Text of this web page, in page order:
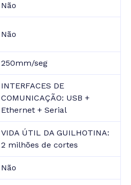
Não
Não
250mm/seg
INTERFACES DE
COMUNICAÇÃO: USB +
Ethernet + Serial
VIDA ÚTIL DA GUILHOTINA:
2 milhões de cortes
Não